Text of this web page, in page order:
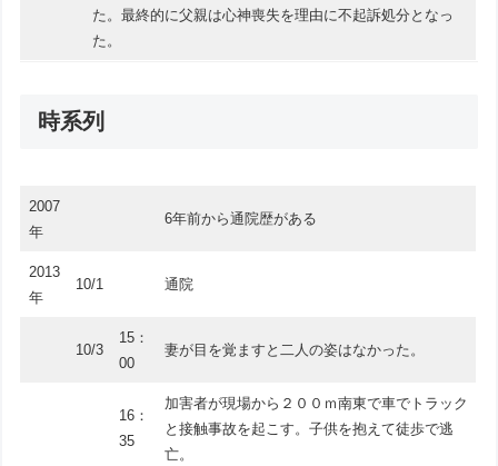
た。最終的に父親は心神喪失を理由に不起訴処分となっ
た。
時系列
2007
年
6年前から通院歴がある
2013
年
10/1 通院
10/3
15：
00
妻が目を覚ますと二人の姿はなかった。
16：
35
加害者が現場から２００ｍ南東で車でトラック
と接触事故を起こす。子供を抱えて徒歩で逃
亡。